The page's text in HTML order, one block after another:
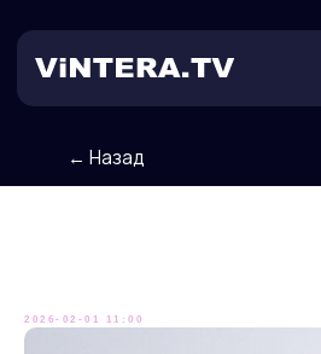
← Назад
2026-02-01 11:00